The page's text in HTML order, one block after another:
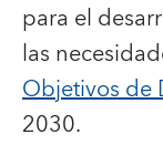
para el
las
Objetivos de
2030.